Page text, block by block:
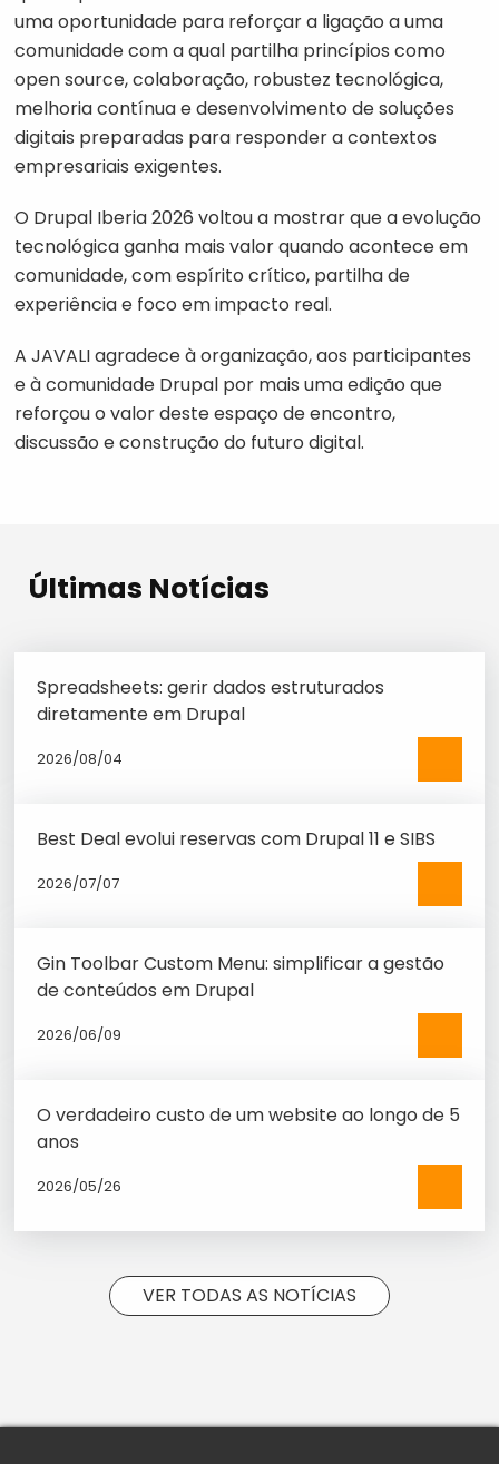
uma oportunidade para reforçar a ligação a uma
comunidade com a qual partilha princípios como
open source, colaboração, robustez tecnológica,
melhoria contínua e desenvolvimento de soluções
digitais preparadas para responder a contextos
empresariais exigentes.
O Drupal Iberia 2026 voltou a mostrar que a evolução
tecnológica ganha mais valor quando acontece em
comunidade, com espírito crítico, partilha de
experiência e foco em impacto real.
A JAVALI agradece à organização, aos participantes
e à comunidade Drupal por mais uma edição que
reforçou o valor deste espaço de encontro,
discussão e construção do futuro digital.
Últimas Notícias
Spreadsheets: gerir dados estruturados
diretamente em Drupal
2026/08/04
See
Best Deal evolui reservas com Drupal 11 e SIBS
2026/07/07
See
Gin Toolbar Custom Menu: simplificar a gestão
de conteúdos em Drupal
2026/06/09
See
O verdadeiro custo de um website ao longo de 5
anos
2026/05/26
See
VER TODAS AS NOTÍCIAS